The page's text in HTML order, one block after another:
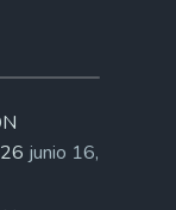
junio 16,